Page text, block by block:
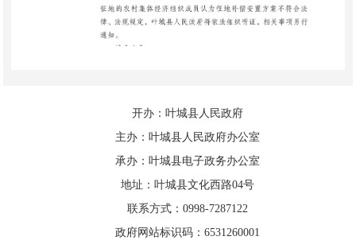
开办：叶城县人民政府
主办：叶城县人民政府办公室
承办：叶城县电子政务办公室
地址：叶城县文化西路04号
联系方式：0998-7287122
政府网站标识码：6531260001